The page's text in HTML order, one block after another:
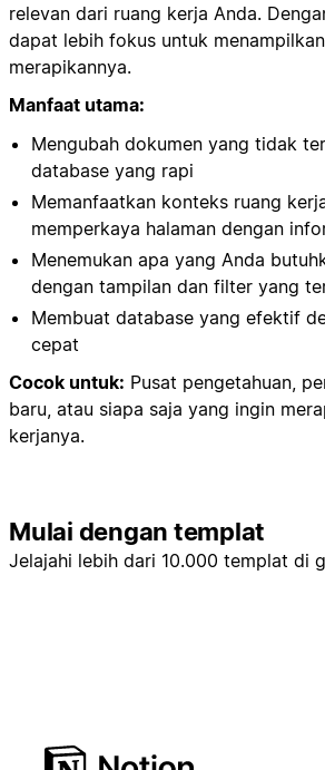
relevan dari ruang kerja Anda.
dapat lebih fokus untuk
merapikannya.
Manfaat utama:
Mengubah dokumen yang tidak
database yang rapi
Memanfaatkan konteks ruang
memperkaya halaman dengan
Menemukan apa yang Anda
dengan tampilan dan filter yang
Membuat database yang efektif
cepat
Cocok untuk: Pusat pengetahuan,
baru, atau siapa saja yang ingin
kerjanya.
Mulai dengan templat
Jelajahi lebih dari 10.000 templat di